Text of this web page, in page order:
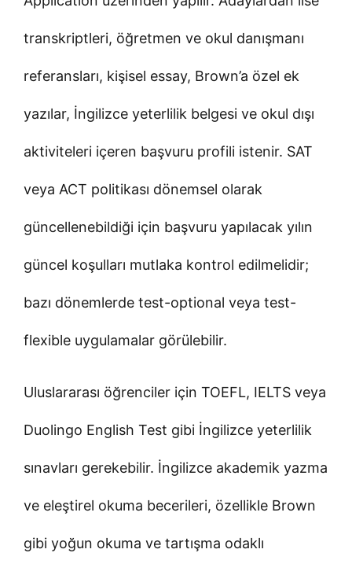
transkriptleri, öğretmen ve okul danışmanı
referansları, kişisel essay, Brown’a özel ek
yazılar, İngilizce yeterlilik belgesi ve okul dışı
aktiviteleri içeren başvuru profili istenir. SAT
veya ACT politikası dönemsel olarak
güncellenebildiği için başvuru yapılacak yılın
güncel koşulları mutlaka kontrol edilmelidir;
bazı dönemlerde test-optional veya test-
flexible uygulamalar görülebilir.
Uluslararası öğrenciler için TOEFL, IELTS veya
Duolingo English Test gibi İngilizce yeterlilik
sınavları gerekebilir. İngilizce akademik yazma
ve eleştirel okuma becerileri, özellikle Brown
gibi yoğun okuma ve tartışma odaklı